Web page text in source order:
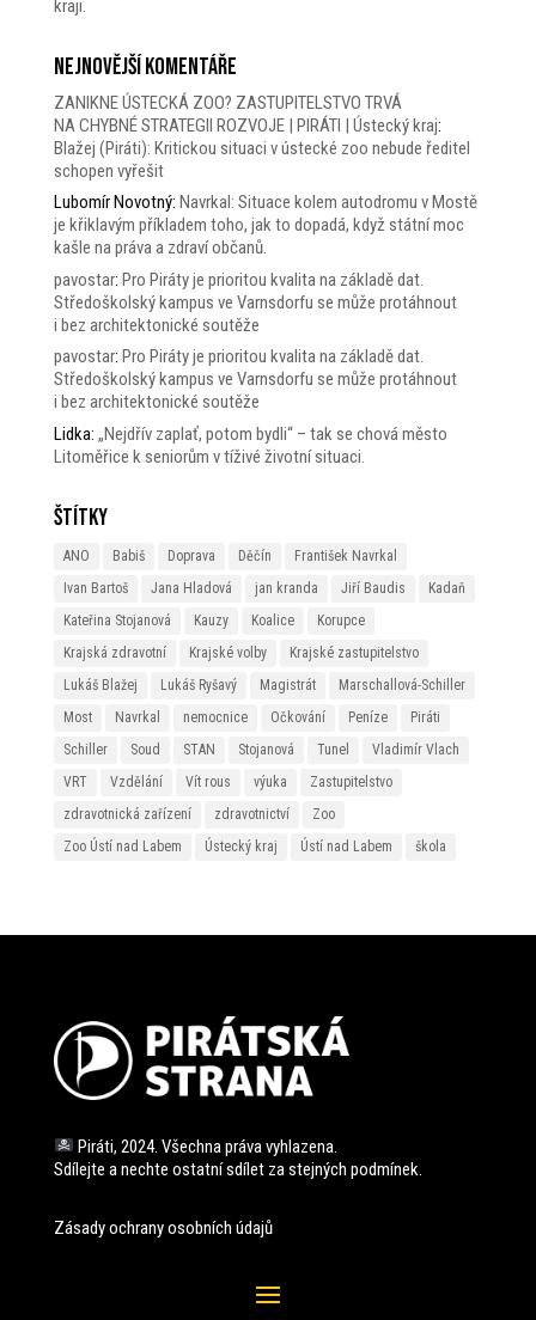
kraji.
Nejnovější komentáře
ZANIKNE ÚSTECKÁ ZOO? ZASTUPITELSTVO TRVÁ
NA CHYBNÉ STRATEGII ROZVOJE | PIRÁTI | Ústecký kraj:
Blažej (Piráti): Kritickou situaci v ústecké zoo nebude ředitel
schopen vyřešit
Lubomír Novotný: Navrkal: Situace kolem autodromu v Mostě
je křiklavým příkladem toho, jak to dopadá, když státní moc
kašle na práva a zdraví občanů.
pavostar: Pro Piráty je prioritou kvalita na základě dat.
Středoškolský kampus ve Varnsdorfu se může protáhnout
i bez architektonické soutěže
pavostar: Pro Piráty je prioritou kvalita na základě dat.
Středoškolský kampus ve Varnsdorfu se může protáhnout
i bez architektonické soutěže
Lidka: „Nejdřív zaplať, potom bydli“ – tak se chová město
Litoměřice k seniorům v tíživé životní situaci.
Štítky
ANO Babiš Doprava Děčín
František Navrkal
Ivan Bartoš
Jana Hladová jan kranda Jiří Baudis
Kadaň
Kateřina Stojanová
Kauzy Koalice
Korupce
Krajská zdravotní
Krajské volby
Krajské zastupitelstvo
Lukáš Blažej
Lukáš Ryšavý Magistrát
Marschallová-Schiller
Most
Navrkal nemocnice Očkování Peníze
Piráti
Schiller
Soud STAN Stojanová Tunel
Vladimír Vlach
VRT
Vzdělání Vít rous výuka
Zastupitelstvo
zdravotnická zařízení
zdravotnictví
Zoo
Zoo Ústí nad Labem
Ústecký kraj Ústí nad Labem škola
Piráti, 2024. Všechna práva vyhlazena.
Sdílejte a nechte ostatní sdílet za stejných podmínek.
Zásady ochrany osobních údajů